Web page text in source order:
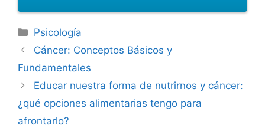
Categorías
Psicología
Cáncer: Conceptos Básicos y
Fundamentales
Educar nuestra forma de nutrirnos y cáncer:
¿qué opciones alimentarias tengo para
afrontarlo?